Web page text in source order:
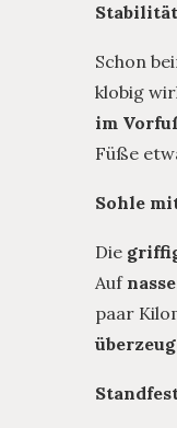
Schon
klobig
im
Füße
Sohle
Die
Auf
paar